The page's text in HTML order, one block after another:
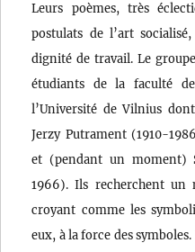
Leurs poèmes, très
postulats de l’art
dignité de travail. Le
étudiants de la faculté
l’Université de Vilnius
Jerzy Putrament (1910-
et (pendant un moment)
1966). Ils recherchent un
croyant comme les
eux, à la force des